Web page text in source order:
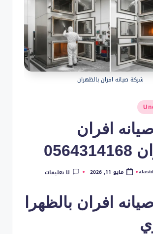
شركة صيانه افران بالظهران
افران
مايو 11, 2026 لا تعليقات
افران بالظهرا